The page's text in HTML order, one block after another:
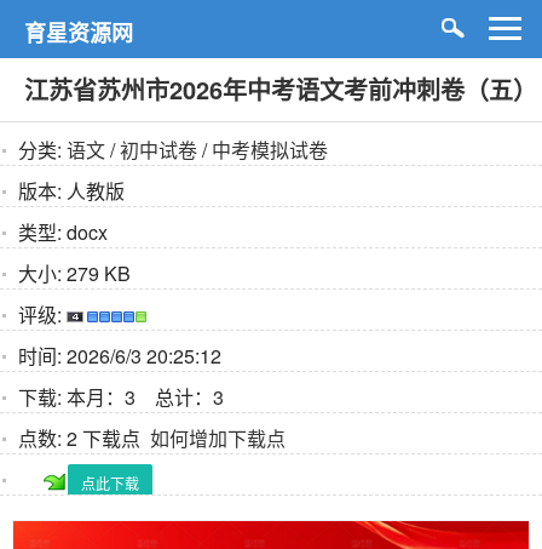
育星资源网
江苏省苏州市2026年中考语文考前冲刺卷（五）
分类: 语文/初中试卷/中考模拟试卷
版本: 人教版
类型: docx
大小: 279 KB
评级:
时间: 2026/6/3 20:25:12
下载: 本月：3 总计：3
点数: 2 下载点 如何增加下载点
点此下载